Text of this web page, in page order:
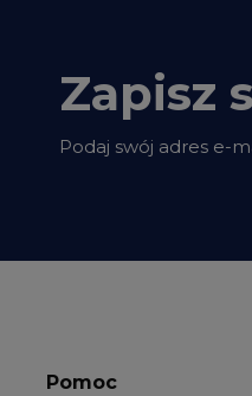
Zapisz
Podaj swój adres e-
Pomoc